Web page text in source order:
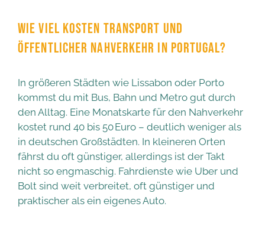
WIE VIEL KOSTEN TRANSPORT UND
ÖFFENTLICHER NAHVERKEHR IN PORTUGAL?
In größeren Städten wie Lissabon oder Porto
kommst du mit Bus, Bahn und Metro gut durch
den Alltag. Eine Monatskarte für den Nahverkehr
kostet rund 40 bis 50 Euro – deutlich weniger als
in deutschen Großstädten. In kleineren Orten
fährst du oft günstiger, allerdings ist der Takt
nicht so engmaschig. Fahrdienste wie Uber und
Bolt sind weit verbreitet, oft günstiger und
praktischer als ein eigenes Auto.